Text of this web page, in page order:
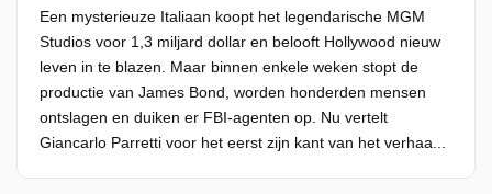
Een mysterieuze Italiaan koopt het legendarische MGM
Studios voor 1,3 miljard dollar en belooft Hollywood nieuw
leven in te blazen. Maar binnen enkele weken stopt de
productie van James Bond, worden honderden mensen
ontslagen en duiken er FBI-agenten op. Nu vertelt
Giancarlo Parretti voor het eerst zijn kant van het verhaa...